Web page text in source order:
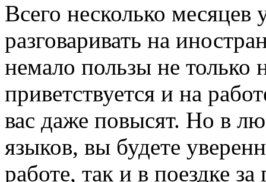
Всего несколько
разговаривать на
немало пользы не только
приветствуется и на
вас даже повысят. Но в
языков, вы будете
работе, так и в поездке за